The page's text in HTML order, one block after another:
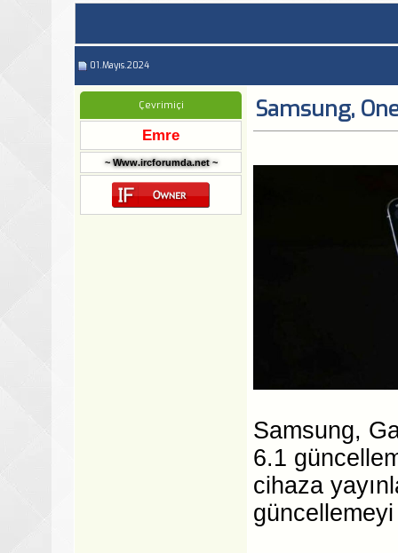
01.Mayıs.2024
Çevrimiçi
Emre
~ Www.ircforumda.net ~
Samsung,
Samsung,
6.1
cihaza